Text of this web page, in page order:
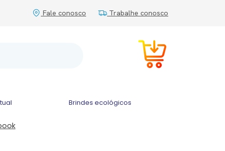
Fale conosco Trabalhe conosco
Brindes ecológicos